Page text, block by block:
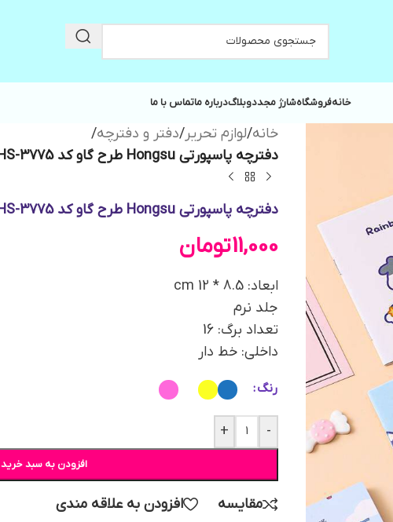
خانهفروشگاهشارژ مجددوبلاگدرباره ماتماس با ما
خانه/لوازم تحریر/دفتر و دفترچه/
دفترچه پاسپورتی Hongsu طرح گاو کد GSHS-3775
دفترچه پاسپورتی Hongsu طرح گاو کد GSHS-3775
11,000تومان
ابعاد: 8.5 * 12 cm
جلد نرم
تعداد برگ: 16
داخلی: خط دار
رنگ
-
+
افزودن به سبد خرید
مقایسه
افزودن به علاقه مندی